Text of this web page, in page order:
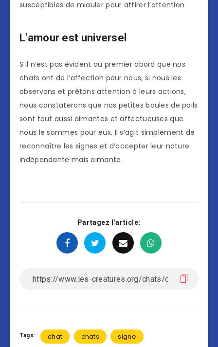
susceptibles de miauler pour attirer l’attention.
L’amour est universel
S’il n’est pas évident au premier abord que nos
chats ont de l’affection pour nous, si nous les
observons et prêtons attention à leurs actions,
nous constaterons que nos petites boules de poils
sont tout aussi aimantes et affectueuses que
nous le sommes pour eux. Il s’agit simplement de
reconnaître les signes et d’accepter leur nature
indépendante mais aimante.
Partagez l'article:
Tags: chat chats signe